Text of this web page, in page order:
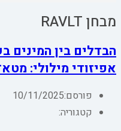
מבחן RAVLT
הבדלים בין המינים
אפיזודי מילולי:
פורסם:10/11/2025
קטגוריה: